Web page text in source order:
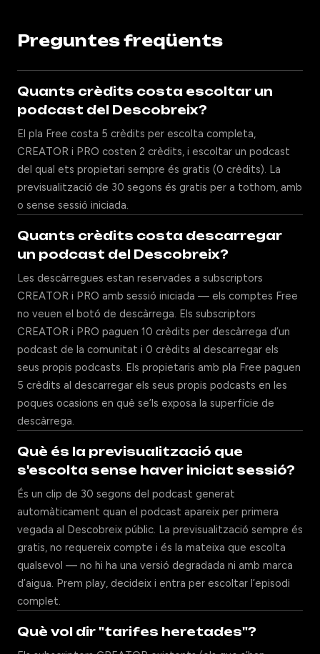
Preguntes freqüents
Quants crèdits costa escoltar un
podcast del Descobreix?
El pla Free costa 5 crèdits per escolta completa,
CREATOR i PRO costen 2 crèdits, i escoltar un podcast
del qual ets propietari sempre és gratis (0 crèdits). La
previsualització de 30 segons és gratis per a tothom, amb
o sense sessió iniciada.
Quants crèdits costa descarregar
un podcast del Descobreix?
Les descàrregues estan reservades a subscriptors
CREATOR i PRO amb sessió iniciada — els comptes Free
no veuen el botó de descàrrega. Els subscriptors
CREATOR i PRO paguen 10 crèdits per descàrrega d’un
podcast de la comunitat i 0 crèdits al descarregar els
seus propis podcasts. Els propietaris amb pla Free paguen
5 crèdits al descarregar els seus propis podcasts en les
poques ocasions en què se’ls exposa la superfície de
descàrrega.
Què és la previsualització que
s'escolta sense haver iniciat sessió?
És un clip de 30 segons del podcast generat
automàticament quan el podcast apareix per primera
vegada al Descobreix públic. La previsualització sempre és
gratis, no requereix compte i és la mateixa que escolta
qualsevol — no hi ha una versió degradada ni amb marca
d’aigua. Prem play, decideix i entra per escoltar l’episodi
complet.
Què vol dir "tarifes heretades"?